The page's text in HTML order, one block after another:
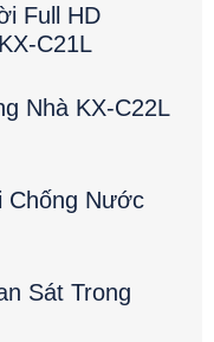
Full HD
C21L
Nhà KX-C22L
Chống Nước
Sát Trong